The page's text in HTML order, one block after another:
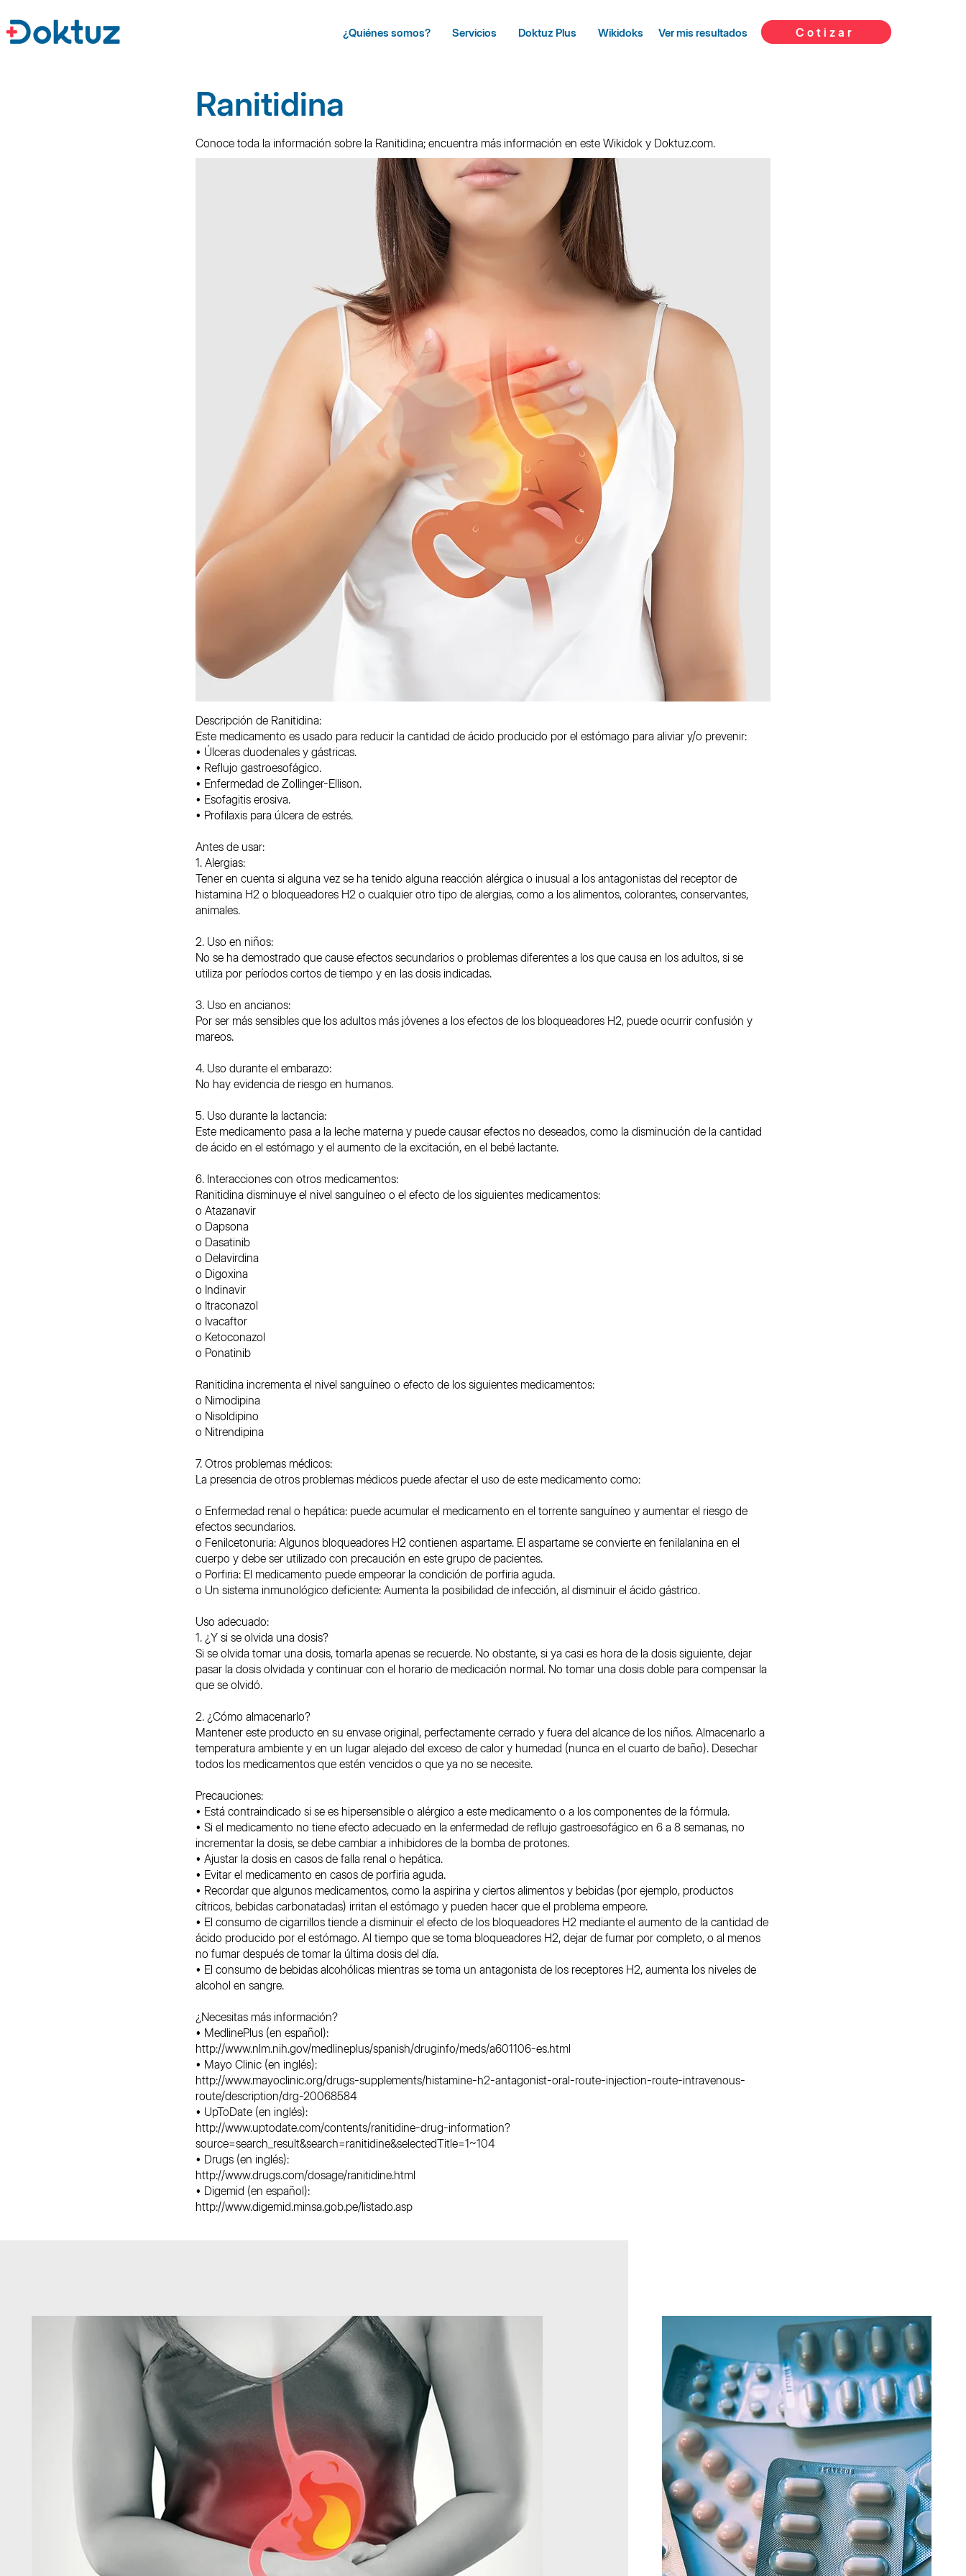
¿Quiénes somos? Servicios Doktuz Plus Wikidoks Ver mis resultados Cotizar
Ranitidina
Conoce toda la información sobre la Ranitidina; encuentra más información en este Wikidok y Doktuz.com.
Descripción de Ranitidina:
Este medicamento es usado para reducir la cantidad de ácido producido por el estómago para aliviar y/o prevenir:
• Úlceras duodenales y gástricas.
• Reflujo gastroesofágico.
• Enfermedad de Zollinger-Ellison.
• Esofagitis erosiva.
• Profilaxis para úlcera de estrés.
Antes de usar:
1. Alergias:
Tener en cuenta si alguna vez se ha tenido alguna reacción alérgica o inusual a los antagonistas del receptor de
histamina H2 o bloqueadores H2 o cualquier otro tipo de alergias, como a los alimentos, colorantes, conservantes,
animales.
2. Uso en niños:
No se ha demostrado que cause efectos secundarios o problemas diferentes a los que causa en los adultos, si se
utiliza por períodos cortos de tiempo y en las dosis indicadas.
3. Uso en ancianos:
Por ser más sensibles que los adultos más jóvenes a los efectos de los bloqueadores H2, puede ocurrir confusión y
mareos.
4. Uso durante el embarazo:
No hay evidencia de riesgo en humanos.
5. Uso durante la lactancia:
Este medicamento pasa a la leche materna y puede causar efectos no deseados, como la disminución de la cantidad
de ácido en el estómago y el aumento de la excitación, en el bebé lactante.
6. Interacciones con otros medicamentos:
Ranitidina disminuye el nivel sanguíneo o el efecto de los siguientes medicamentos:
o Atazanavir
o Dapsona
o Dasatinib
o Delavirdina
o Digoxina
o Indinavir
o Itraconazol
o Ivacaftor
o Ketoconazol
o Ponatinib
Ranitidina incrementa el nivel sanguíneo o efecto de los siguientes medicamentos:
o Nimodipina
o Nisoldipino
o Nitrendipina
7. Otros problemas médicos:
La presencia de otros problemas médicos puede afectar el uso de este medicamento como:
o Enfermedad renal o hepática: puede acumular el medicamento en el torrente sanguíneo y aumentar el riesgo de
efectos secundarios.
o Fenilcetonuria: Algunos bloqueadores H2 contienen aspartame. El aspartame se convierte en fenilalanina en el
cuerpo y debe ser utilizado con precaución en este grupo de pacientes.
o Porfiria: El medicamento puede empeorar la condición de porfiria aguda.
o Un sistema inmunológico deficiente: Aumenta la posibilidad de infección, al disminuir el ácido gástrico.
Uso adecuado:
1. ¿Y si se olvida una dosis?
Si se olvida tomar una dosis, tomarla apenas se recuerde. No obstante, si ya casi es hora de la dosis siguiente, dejar
pasar la dosis olvidada y continuar con el horario de medicación normal. No tomar una dosis doble para compensar la
que se olvidó.
2. ¿Cómo almacenarlo?
Mantener este producto en su envase original, perfectamente cerrado y fuera del alcance de los niños. Almacenarlo a
temperatura ambiente y en un lugar alejado del exceso de calor y humedad (nunca en el cuarto de baño). Desechar
todos los medicamentos que estén vencidos o que ya no se necesite.
Precauciones:
• Está contraindicado si se es hipersensible o alérgico a este medicamento o a los componentes de la fórmula.
• Si el medicamento no tiene efecto adecuado en la enfermedad de reflujo gastroesofágico en 6 a 8 semanas, no
incrementar la dosis, se debe cambiar a inhibidores de la bomba de protones.
• Ajustar la dosis en casos de falla renal o hepática.
• Evitar el medicamento en casos de porfiria aguda.
• Recordar que algunos medicamentos, como la aspirina y ciertos alimentos y bebidas (por ejemplo, productos
cítricos, bebidas carbonatadas) irritan el estómago y pueden hacer que el problema empeore.
• El consumo de cigarrillos tiende a disminuir el efecto de los bloqueadores H2 mediante el aumento de la cantidad de
ácido producido por el estómago. Al tiempo que se toma bloqueadores H2, dejar de fumar por completo, o al menos
no fumar después de tomar la última dosis del día.
• El consumo de bebidas alcohólicas mientras se toma un antagonista de los receptores H2, aumenta los niveles de
alcohol en sangre.
¿Necesitas más información?
• MedlinePlus (en español):
http://www.nlm.nih.gov/medlineplus/spanish/druginfo/meds/a601106-es.html
• Mayo Clinic (en inglés):
http://www.mayoclinic.org/drugs-supplements/histamine-h2-antagonist-oral-route-injection-route-intravenous-
route/description/drg-20068584
• UpToDate (en inglés):
http://www.uptodate.com/contents/ranitidine-drug-information?
source=search_result&search=ranitidine&selectedTitle=1~104
• Drugs (en inglés):
http://www.drugs.com/dosage/ranitidine.html
• Digemid (en español):
http://www.digemid.minsa.gob.pe/listado.asp